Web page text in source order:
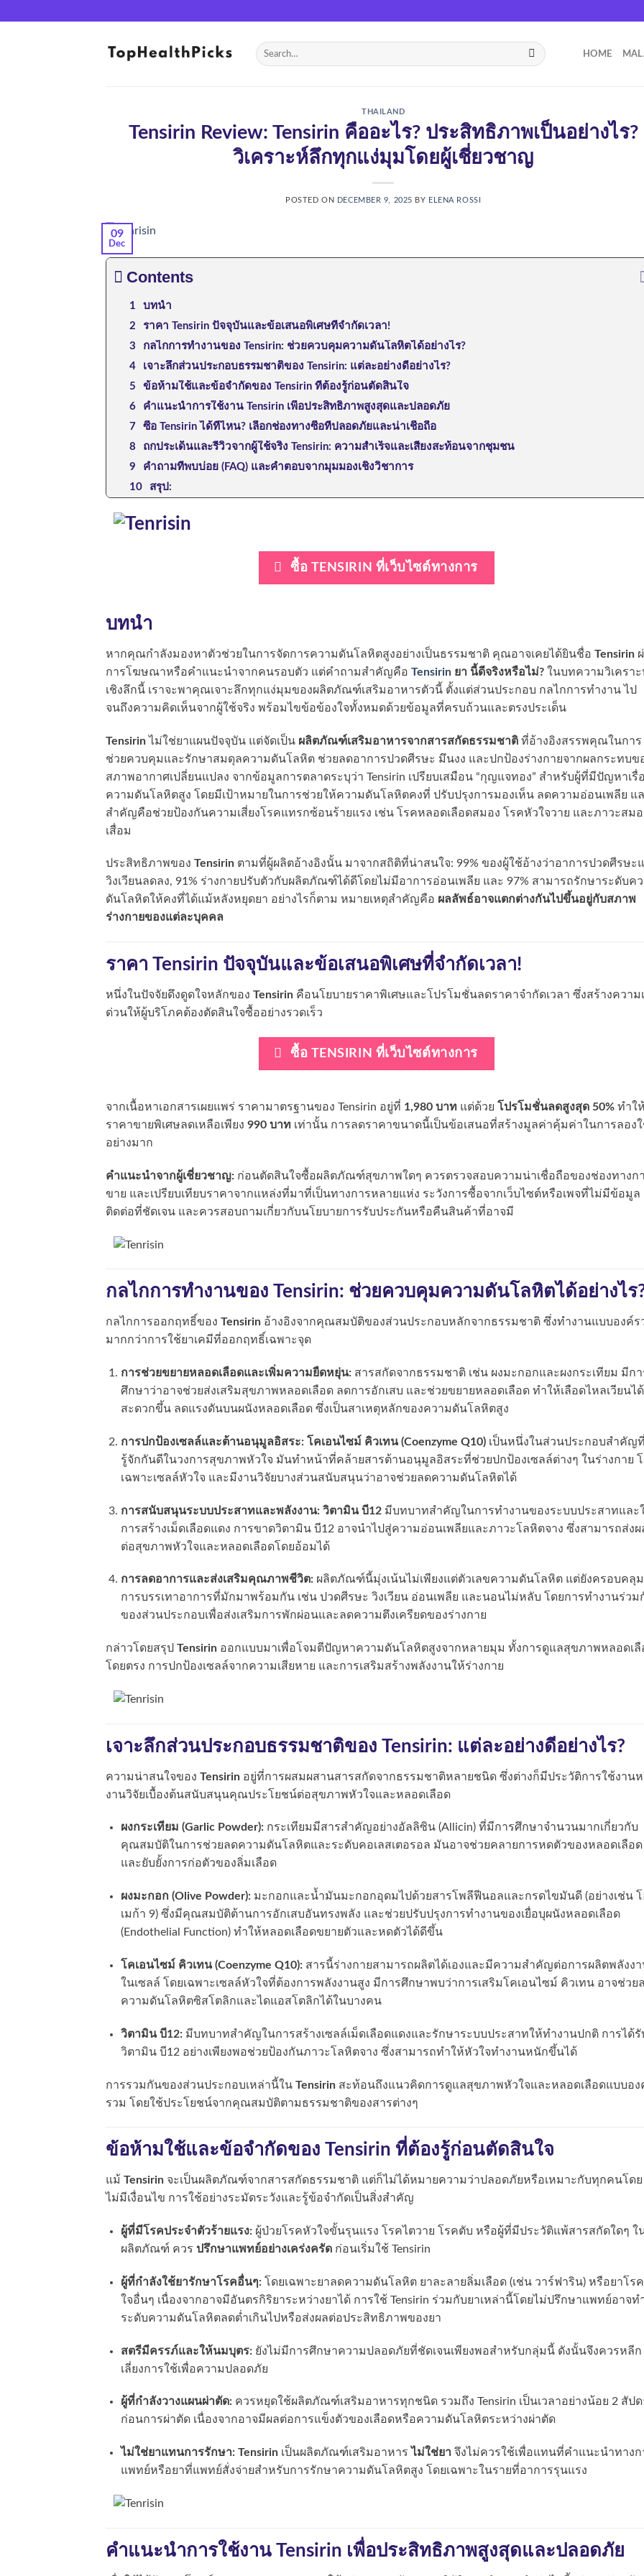
HOME
THAILAND
Tensirin Review: Tensirin คืออะไร? ประสิทธิภาพเป็นอย่างไร?
วิเคราะห์ลึกทุกแง่มุมโดยผู้เชี่ยวชาญ
POSTED ON DECEMBER 9, 2025 BY ELENA ROSSI
09
Dec
Contents
บทนำ
ราคา Tensirin ปัจจุบันและข้อเสนอพิเศษที่จำกัดเวลา!
กลไกการทำงานของ Tensirin: ช่วยควบคุมความดันโลหิตได้อย่างไร?
เจาะลึกส่วนประกอบธรรมชาติของ Tensirin: แต่ละอย่างดีอย่างไร?
ข้อห้ามใช้และข้อจำกัดของ Tensirin ที่ต้องรู้ก่อนตัดสินใจ
คำแนะนำการใช้งาน Tensirin เพื่อประสิทธิภาพสูงสุดและปลอดภัย
ซื้อ Tensirin ได้ที่ไหน? เลือกช่องทางซื้อที่ปลอดภัยและน่าเชื่อถือ
ถกประเด็นและรีวิวจากผู้ใช้จริง Tensirin: ความสำเร็จและเสียงสะท้อนจากชุมชน
คำถามที่พบบ่อย (FAQ) และคำตอบจากมุมมองเชิงวิชาการ
สรุป:
ซื้อ TENSIRIN ที่เว็บไซต์ทางการ
บทนำ
หากคุณกำลังมองหาตัวช่วยในการจัดการความดันโลหิตสูงอย่างเป็นธรรมชาติ คุณอาจเคยได้ยินชื่อ Tensirin
การโฆษณาหรือคำแนะนำจากคนรอบตัว แต่คำถามสำคัญคือ Tensirin ยา นี้ดีจริงหรือไม่? ในบทความวิเครา
เชิงลึกนี้ เราจะพาคุณเจาะลึกทุกแง่มุมของผลิตภัณฑ์เสริมอาหารตัวนี้ ตั้งแต่ส่วนประกอบ กลไกการทำงาน ไป
จนถึงความคิดเห็นจากผู้ใช้จริง พร้อมไขข้อข้องใจทั้งหมดด้วยข้อมูลที่ครบถ้วนและตรงประเด็น
Tensirin ไม่ใช่ยาแผนปัจจุบัน แต่จัดเป็น ผลิตภัณฑ์เสริมอาหารจากสารสกัดธรรมชาติ ที่อ้างอิงสรรพคุณในการ
ช่วยควบคุมและรักษาสมดุลความดันโลหิต ช่วยลดอาการปวดศีรษะ มึนงง และปกป้องร่างกายจากผลกระทบข
สภาพอากาศเปลี่ยนแปลง จากข้อมูลการตลาดระบุว่า Tensirin เปรียบเสมือน “กุญแจทอง” สำหรับผู้ที่มีปัญหาเรื่
ความดันโลหิตสูง โดยมีเป้าหมายในการช่วยให้ความดันโลหิตคงที่ ปรับปรุงการมองเห็น ลดความอ่อนเพลีย แ
สำคัญคือช่วยป้องกันความเสี่ยงโรคแทรกซ้อนร้ายแรง เช่น โรคหลอดเลือดสมอง โรคหัวใจวาย และภาวะสมอ
เสื่อม
ประสิทธิภาพของ Tensirin ตามที่ผู้ผลิตอ้างอิงนั้น มาจากสถิติที่น่าสนใจ: 99% ของผู้ใช้อ้างว่าอาการปวดศีรษะ
วิงเวียนลดลง, 91% ร่างกายปรับตัวกับผลิตภัณฑ์ได้ดีโดยไม่มีอาการอ่อนเพลีย และ 97% สามารถรักษาระดับค
ดันโลหิตให้คงที่ได้แม้หลังหยุดยา อย่างไรก็ตาม หมายเหตุสำคัญคือ ผลลัพธ์อาจแตกต่างกันไปขึ้นอยู่กับสภาพ
ร่างกายของแต่ละบุคคล
ราคา Tensirin ปัจจุบันและข้อเสนอพิเศษที่จำกัดเวลา!
หนึ่งในปัจจัยดึงดูดใจหลักของ Tensirin คือนโยบายราคาพิเศษและโปรโมชั่นลดราคาจำกัดเวลา ซึ่งสร้างความ
ด่วนให้ผู้บริโภคต้องตัดสินใจซื้ออย่างรวดเร็ว
ซื้อ TENSIRIN ที่เว็บไซต์ทางการ
จากเนื้อหาเอกสารเผยแพร่ ราคามาตรฐานของ Tensirin อยู่ที่ 1,980 บาท แต่ด้วย โปรโมชั่นลดสูงสุด 50% ทำให้
ราคาขายพิเศษลดเหลือเพียง 990 บาท เท่านั้น การลดราคาขนาดนี้เป็นข้อเสนอที่สร้างมูลค่าคุ้มค่าในการลอง
อย่างมาก
คำแนะนำจากผู้เชี่ยวชาญ: ก่อนตัดสินใจซื้อผลิตภัณฑ์สุขภาพใดๆ ควรตรวจสอบความน่าเชื่อถือของช่องทางก
ขาย และเปรียบเทียบราคาจากแหล่งที่มาที่เป็นทางการหลายแห่ง ระวังการซื้อจากเว็บไซต์หรือเพจที่ไม่มีข้อมูล
ติดต่อที่ชัดเจน และควรสอบถามเกี่ยวกับนโยบายการรับประกันหรือคืนสินค้าที่อาจมี
กลไกการทำงานของ Tensirin: ช่วยควบคุมความดันโลหิตได้อย่างไร
กลไกการออกฤทธิ์ของ Tensirin อ้างอิงจากคุณสมบัติของส่วนประกอบหลักจากธรรมชาติ ซึ่งทำงานแบบองค์ร
มากกว่าการใช้ยาเคมีที่ออกฤทธิ์เฉพาะจุด
การช่วยขยายหลอดเลือดและเพิ่มความยืดหยุ่น:สารสกัดจากธรรมชาติ เช่น ผงมะกอกและผงกระเทียม มีกา
ศึกษาว่าอาจช่วยส่งเสริมสุขภาพหลอดเลือด ลดการอักเสบ และช่วยขยายหลอดเลือด ทำให้เลือดไหลเวียนได้
สะดวกขึ้น ลดแรงดันบนผนังหลอดเลือด ซึ่งเป็นสาเหตุหลักของความดันโลหิตสูง
การปกป้องเซลล์และต้านอนุมูลอิสระ: โคเอนไซม์ คิวเทน (Coenzyme Q10)เป็นหนึ่งในส่วนประกอบสำคัญที่
รู้จักกันดีในวงการสุขภาพหัวใจ มันทำหน้าที่คล้ายสารต้านอนุมูลอิสระที่ช่วยปกป้องเซลล์ต่างๆ ในร่างกาย
เฉพาะเซลล์หัวใจ และมีงานวิจัยบางส่วนสนับสนุนว่าอาจช่วยลดความดันโลหิตได้
การสนับสนุนระบบประสาทและพลังงาน: วิตามิน บี12มีบทบาทสำคัญในการทำงานของระบบประสาทและ
การสร้างเม็ดเลือดแดง การขาดวิตามิน บี12 อาจนำไปสู่ความอ่อนเพลียและภาวะโลหิตจาง ซึ่งสามารถส่งผ
ต่อสุขภาพหัวใจและหลอดเลือดโดยอ้อมได้
การลดอาการและส่งเสริมคุณภาพชีวิต:ผลิตภัณฑ์นี้มุ่งเน้นไม่เพียงแต่ตัวเลขความดันโลหิต แต่ยังครอบคลุ
การบรรเทาอาการที่มักมาพร้อมกัน เช่น ปวดศีรษะ วิงเวียน อ่อนเพลีย และนอนไม่หลับ โดยการทำงานร่วม
ของส่วนประกอบเพื่อส่งเสริมการพักผ่อนและลดความตึงเครียดของร่างกาย
กล่าวโดยสรุป Tensirin ออกแบบมาเพื่อโจมตีปัญหาความดันโลหิตสูงจากหลายมุม ทั้งการดูแลสุขภาพหลอดเลื
โดยตรง การปกป้องเซลล์จากความเสียหาย และการเสริมสร้างพลังงานให้ร่างกาย
เจาะลึกส่วนประกอบธรรมชาติของ Tensirin: แต่ละอย่างดีอย่างไร?
ความน่าสนใจของ Tensirin อยู่ที่การผสมผสานสารสกัดจากธรรมชาติหลายชนิด ซึ่งต่างก็มีประวัติการใช้งาน
งานวิจัยเบื้องต้นสนับสนุนคุณประโยชน์ต่อสุขภาพหัวใจและหลอดเลือด
ผงกระเทียม (Garlic Powder):กระเทียมมีสารสำคัญอย่างอัลลิซิน (Allicin) ที่มีการศึกษาจำนวนมากเกี่ยวกับ
คุณสมบัติในการช่วยลดความดันโลหิตและระดับคอเลสเตอรอล มันอาจช่วยคลายการหดตัวของหลอดเลือด
และยับยั้งการก่อตัวของลิ่มเลือด
ผงมะกอก (Olive Powder):มะกอกและน้ำมันมะกอกอุดมไปด้วยสารโพลีฟีนอลและกรดไขมันดี (อย่างเช่น โ
เมก้า 9) ซึ่งมีคุณสมบัติต้านการอักเสบอันทรงพลัง และช่วยปรับปรุงการทำงานของเยื่อบุผนังหลอดเลือด
(Endothelial Function) ทำให้หลอดเลือดขยายตัวและหดตัวได้ดีขึ้น
โคเอนไซม์ คิวเทน (Coenzyme Q10):สารนี้ร่างกายสามารถผลิตได้เองและมีความสำคัญต่อการผลิตพลังง
ในเซลล์ โดยเฉพาะเซลล์หัวใจที่ต้องการพลังงานสูง มีการศึกษาพบว่าการเสริมโคเอนไซม์ คิวเทน อาจช่วย
ความดันโลหิตซิสโตลิกและไดแอสโตลิกได้ในบางคน
วิตามิน บี12:มีบทบาทสำคัญในการสร้างเซลล์เม็ดเลือดแดงและรักษาระบบประสาทให้ทำงานปกติ การได้รั
วิตามิน บี12 อย่างเพียงพอช่วยป้องกันภาวะโลหิตจาง ซึ่งสามารถทำให้หัวใจทำงานหนักขึ้นได้
การรวมกันของส่วนประกอบเหล่านี้ใน Tensirin สะท้อนถึงแนวคิดการดูแลสุขภาพหัวใจและหลอดเลือดแบบอง
รวม โดยใช้ประโยชน์จากคุณสมบัติตามธรรมชาติของสารต่างๆ
ข้อห้ามใช้และข้อจำกัดของ Tensirin ที่ต้องรู้ก่อนตัดสินใจ
แม้ Tensirin จะเป็นผลิตภัณฑ์จากสารสกัดธรรมชาติ แต่ก็ไม่ได้หมายความว่าปลอดภัยหรือเหมาะกับทุกคนโดย
ไม่มีเงื่อนไข การใช้อย่างระมัดระวังและรู้ข้อจำกัดเป็นสิ่งสำคัญ
ผู้ที่มีโรคประจำตัวร้ายแรง:ผู้ป่วยโรคหัวใจขั้นรุนแรง โรคไตวาย โรคตับ หรือผู้ที่มีประวัติแพ้สารสกัดใดๆ ใ
ผลิตภัณฑ์ ควร ปรึกษาแพทย์อย่างเคร่งครัดก่อนเริ่มใช้ Tensirin
ผู้ที่กำลังใช้ยารักษาโรคอื่นๆ:โดยเฉพาะยาลดความดันโลหิต ยาละลายลิ่มเลือด (เช่น วาร์ฟาริน) หรือยาโร
ใจอื่นๆ เนื่องจากอาจมีอันตรกิริยาระหว่างยาได้ การใช้ Tensirin ร่วมกับยาเหล่านี้โดยไม่ปรึกษาแพทย์อาจท
ระดับความดันโลหิตลดต่ำเกินไปหรือส่งผลต่อประสิทธิภาพของยา
สตรีมีครรภ์และให้นมบุตร:ยังไม่มีการศึกษาความปลอดภัยที่ชัดเจนเพียงพอสำหรับกลุ่มนี้ ดังนั้นจึงควรหลีก
เลี่ยงการใช้เพื่อความปลอดภัย
ผู้ที่กำลังวางแผนผ่าตัด:ควรหยุดใช้ผลิตภัณฑ์เสริมอาหารทุกชนิด รวมถึง Tensirin เป็นเวลาอย่างน้อย 2 สัป
ก่อนการผ่าตัด เนื่องจากอาจมีผลต่อการแข็งตัวของเลือดหรือความดันโลหิตระหว่างผ่าตัด
ไม่ใช่ยาแทนการรักษา: Tensirinเป็นผลิตภัณฑ์เสริมอาหาร ไม่ใช่ยาจึงไม่ควรใช้เพื่อแทนที่คำแนะนำทางก
แพทย์หรือยาที่แพทย์สั่งจ่ายสำหรับการรักษาความดันโลหิตสูง โดยเฉพาะในรายที่อาการรุนแรง
คำแนะนำการใช้งาน Tensirin เพื่อประสิทธิภาพสูงสุดและปลอดภัย